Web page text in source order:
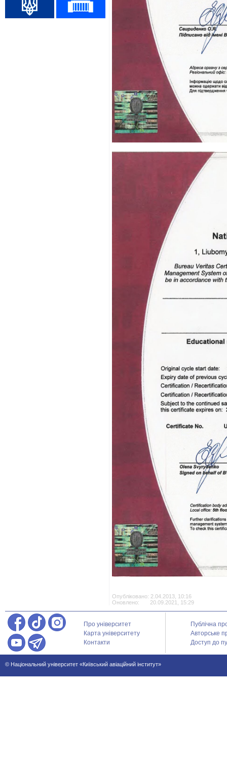
Опубліковано: 2.04.2013, 10:16
Оновлено: 20.09.2021, 15:29
Про університет
Карта університету
Контакти
Публічна
Авторське
Доступ до
© Національний університет «Київський авіаційний інститут»